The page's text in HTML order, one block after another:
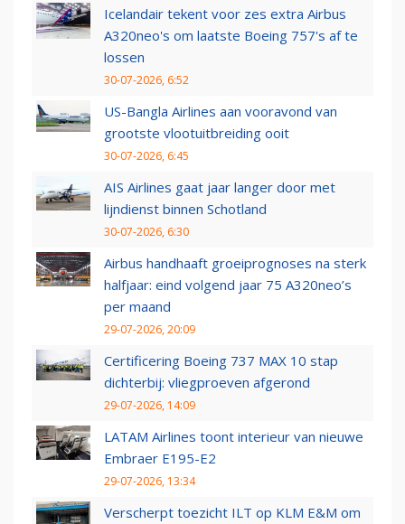
Icelandair tekent voor zes extra Airbus
A320neo's om laatste Boeing 757's af te
lossen
30-07-2026, 6:52
US-Bangla Airlines aan vooravond van
grootste vlootuitbreiding ooit
30-07-2026, 6:45
AIS Airlines gaat jaar langer door met
lijndienst binnen Schotland
30-07-2026, 6:30
Airbus handhaaft groeiprognoses na sterk
halfjaar: eind volgend jaar 75 A320neo’s
per maand
29-07-2026, 20:09
Certificering Boeing 737 MAX 10 stap
dichterbij: vliegproeven afgerond
29-07-2026, 14:09
LATAM Airlines toont interieur van nieuwe
Embraer E195-E2
29-07-2026, 13:34
Verscherpt toezicht ILT op KLM E&M om